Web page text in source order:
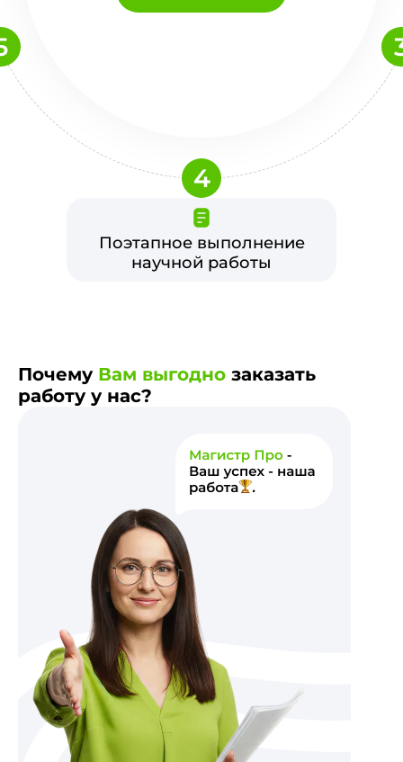
Поэтапное выполнение
научной работы
4
Почему Вам выгодно заказать
работу у нас?